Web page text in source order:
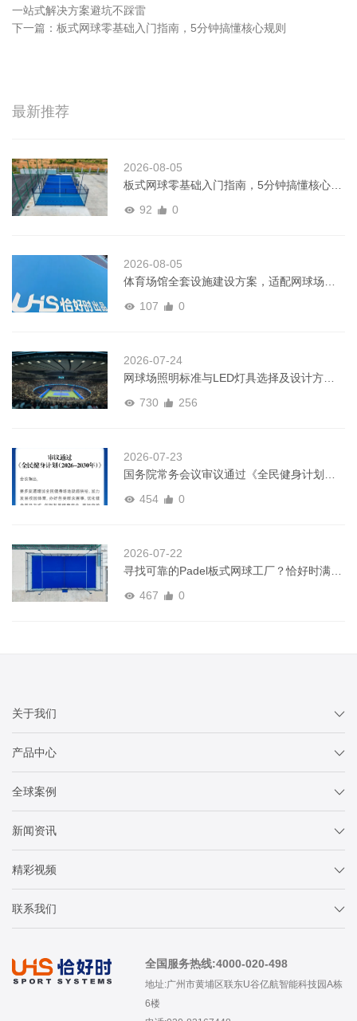
一站式解决方案避坑不踩雷
下一篇： 板式网球零基础入门指南，5分钟搞懂核心规则
最新推荐
2026-08-05
板式网球零基础入门指南，5分钟搞懂核心规
92 0
2026-08-05
体育场馆全套设施建设方案，适配网球场、
107 0
2026-07-24
网球场照明标准与LED灯具选择及设计方案
730 256
2026-07-23
国务院常务会议审议通过《全民健身计划
454 0
2026-07-22
寻找可靠的Padel板式网球工厂？恰好时满足
467 0
关于我们
产品中心
全球案例
新闻资讯
精彩视频
联系我们
全国服务热线:4000-020-498
地址:广州市黄埔区联东U谷亿航智能科技园A栋
6楼